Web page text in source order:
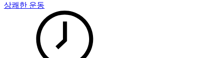
상쾌한 운동